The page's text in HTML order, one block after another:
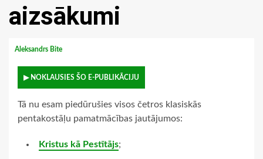
aizsākumi
Aleksandrs Bite
▶ NOKLAUSIES ŠO E-PUBLIKĀCIJU
Tā nu esam piedūrušies visos četros klasiskās
pentakostāļu pamatmācības jautājumos:
Kristus kā Pestītājs;